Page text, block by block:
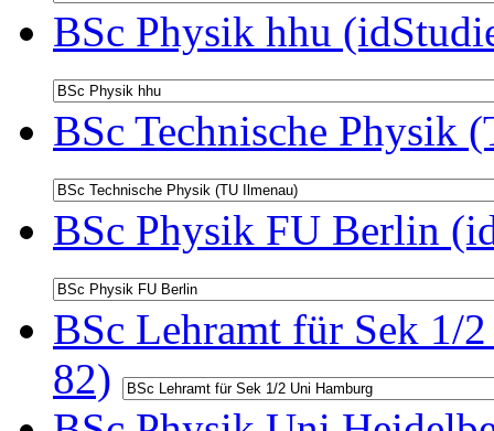
BSc Physik hhu
BSc Technische Physik
BSc Physik FU Berlin
BSc Lehramt für Sek 1/
82)